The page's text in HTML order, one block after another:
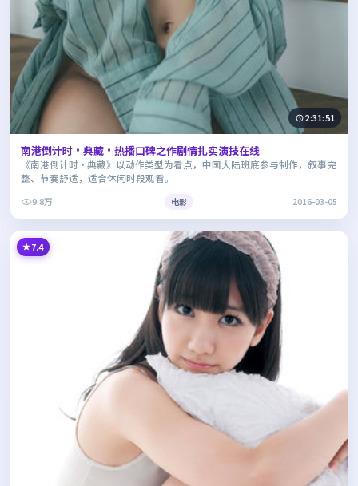
2:31:51
南港倒计时·典藏·热播口碑之作剧情扎实演技在线
《南港倒计时·典藏》以动作类型为看点，中国大陆班底参与制作，叙事完
整、节奏舒适，适合休闲时段观看。
9.8万
电影 2016-03-05
7.4